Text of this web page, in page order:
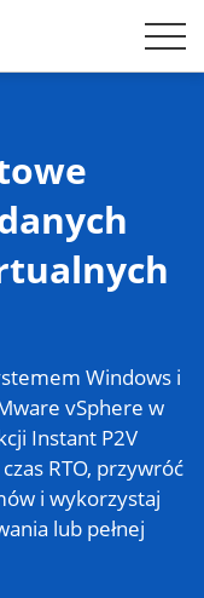
Windows i
vSphere w
Instant P2V
RTO, przywróć
i wykorzystaj
lub pełnej